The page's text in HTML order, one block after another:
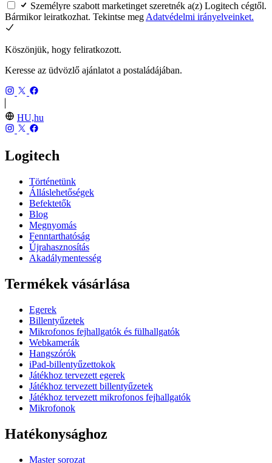
Személyre szabott marketinget szeretnék a(z) Logitech cégtől.
Bármikor leiratkozhat. Tekintse meg Adatvédelmi irányelveinket.
Köszönjük, hogy feliratkozott.
Keresse az üdvözlő ajánlatot a postaládájában.
HU,hu
Logitech
Történetünk
Álláslehetőségek
Befektetők
Blog
Megnyomás
Fenntarthatóság
Újrahasznosítás
Akadálymentesség
Termékek vásárlása
Egerek
Billentyűzetek
Mikrofonos fejhallgatók és fülhallgatók
Webkamerák
Hangszórók
iPad-billentyűzettokok
Játékhoz tervezett egerek
Játékhoz tervezett billentyűzetek
Játékhoz tervezett mikrofonos fejhallgatók
Mikrofonok
Hatékonysághoz
Master sorozat